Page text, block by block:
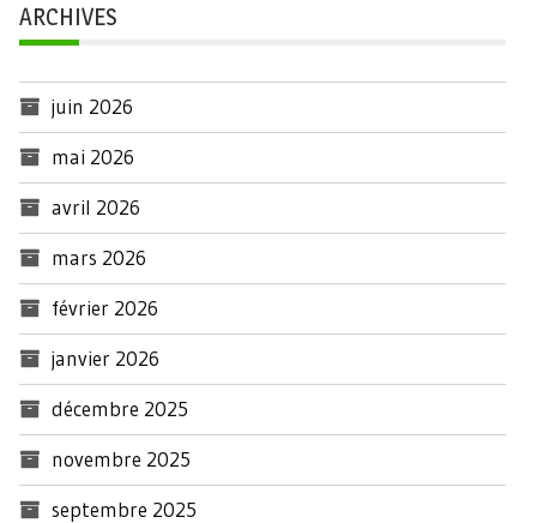
ARCHIVES
juin 2026
mai 2026
avril 2026
mars 2026
février 2026
janvier 2026
décembre 2025
novembre 2025
septembre 2025